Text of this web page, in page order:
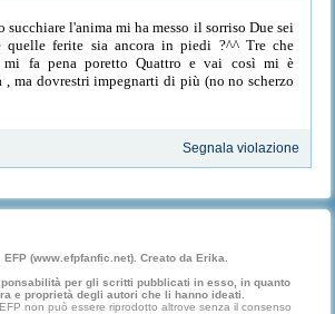
succhiare l'anima mi ha messo il sorriso Due sei
quelle ferite sia ancora in piedi ?^^ Tre che
mi fa pena poretto Quattro e vai così mi è
, ma dovrestri impegnarti di più (no no scherzo
Segnala violazione
EFP (www.efpfanfic.net). Creato da Erika.
per gli scritti pubblicati in esso, in quanto
e proprietà degli autori che li hanno ideati.
non può essere riprodotto altrove senza il consenso